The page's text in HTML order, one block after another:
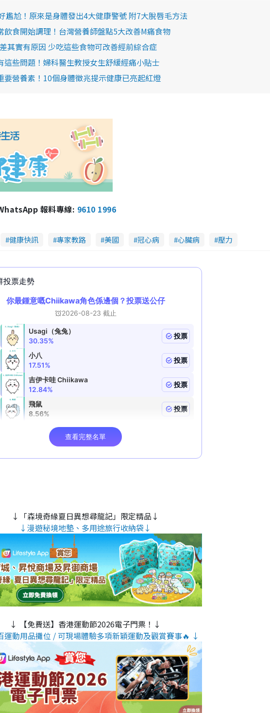
尷尬！原來是身體發出4大健康警號 附7大脫唇毛方法
飲食開始調理！台灣營養師盤點5大改善M痛食物
其實有原因 少吃這些食物可改善經前綜合症
這些問題！婦科醫生教授女生舒緩經痛小貼士
要營養素！10個身體徵兆提示健康已亮起紅燈
報料專線: 9610 1996
健康快訊 專家教路 美國 冠心病 心臟病 壓力
↓「森境奇緣夏日異想尋龍記」限定精品↓
↓漫遊秘境地墊、多用途旅行收納袋↓
↓ 【免費送】香港運動節2026電子門票！↓
運動用品攤位 / 可現場體驗多項新穎運動及觀賞賽事🔥 ↓